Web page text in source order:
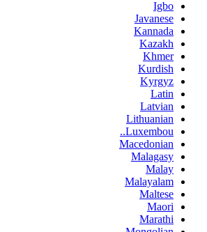
Igbo
Javanese
Kannada
Kazakh
Khmer
Kurdish
Kyrgyz
Latin
Latvian
Lithuanian
Luxembou..
Macedonian
Malagasy
Malay
Malayalam
Maltese
Maori
Marathi